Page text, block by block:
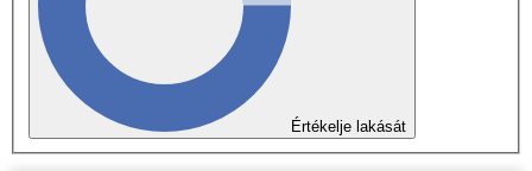
Értékelje lakását